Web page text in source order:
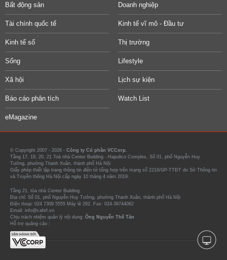
Bất động sản Doanh nghiệp
Tài chính quốc tế Kinh tế vĩ mô - Đầu tư
Kinh tế số Thị trường
Sống Lifestyle
Xã hội Lịch sự kiện
Báo cáo phân tích Watch List
eMagazine
© Copyright 2007 - 2026 - Công ty Cổ phần VCCorp.
Tầng 17, 19, 20, 21 Toà nhà Center Building - Hapulico Complex, Số 01, phố Nguyễn Huy
Tưởng, phường Thanh Xuân, thành phố Hà Nội
Giấy phép thiết lập trang thông tin điện tử tổng hợp trên mạng số 2216/GP-TTĐT do Sở Thông tin
và Truyền thông Hà Nội cấp ngày 10 tháng 4 năm 2019.
Tầng 21, tòa nhà Center Building.
Địa chỉ: Số 01, phố Nguyễn Huy Tưởng, phường Thanh Xuân, thành phố Hà Nội
Điện thoại: 024 7309 5555 Máy lẻ 292. Fax: 024-39744082
Email: info@cafef.vn
Chịu trách nhiệm quản lý nội dung: Ông Nguyễn Thế Tân
Hỗ trợ quảng cáo :